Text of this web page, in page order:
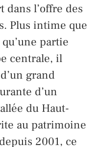
dans l’offre des
Plus intime que
partie
centrale, il
grand
d’un
du Haut-
au patrimoine
2001, ce